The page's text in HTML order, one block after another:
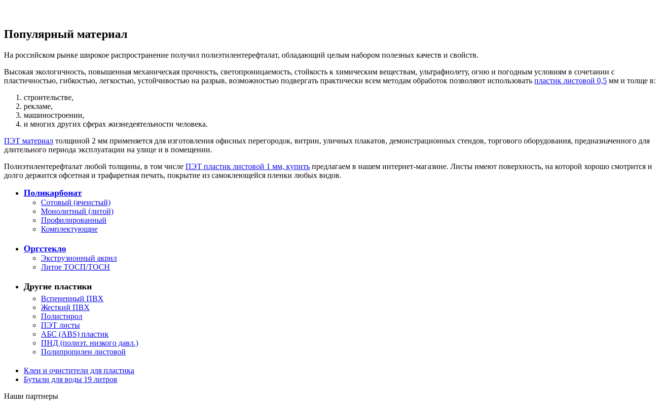
Популярный материал
На российском рынке широкое распространение получил полиэтилентерефталат, обладающий целым набором полезных качеств и свойств.
Высокая экологичность, повышенная механическая прочность, светопроницаемость, стойкость к химическим веществам, ультрафиолету, огню и погодным условиям в сочетании с
пластичностью, гибкостью, легкостью, устойчивостью на разрыв, возможностью подвергать практически всем методам обработок позволяют использовать пластик листовой 0,5 мм и толще в:
строительстве,
рекламе,
машиностроении,
и многих других сферах жизнедеятельности человека.
ПЭТ материал толщиной 2 мм применяется для изготовления офисных перегородок, витрин, уличных плакатов, демонстрационных стендов, торгового оборудования, предназначенного для
длительного периода эксплуатации на улице и в помещении.
Полиэтилентерефталат любой толщины, в том числе ПЭТ пластик листовой 1 мм, купить предлагаем в нашем интернет-магазине. Листы имеют поверхность, на которой хорошо смотрится и
долго держится офсетная и трафаретная печать, покрытие из самоклеющейся пленки любых видов.
Поликарбонат
Сотовый (ячеистый)
Монолитный (литой)
Профилированный
Комплектующие
Оргстекло
Экструзионный акрил
Литое ТОСП/ТОСН
Другие пластики
Вспененный ПВХ
Жесткий ПВХ
Полистирол
ПЭТ листы
АБС (ABS) пластик
ПНД (полиэт. низкого давл.)
Полипропилен листовой
Клеи и очистители для пластика
Бутыли для воды 19 литров
Наши партнеры